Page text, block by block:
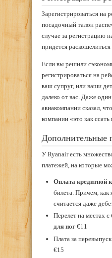
Зарегистрироваться на
посадочный талон
случае за регистрацию
придется
Если вы решили
регистрироваться на
ваш супруг, или ваши
далеко от вас. Даже
авиакомпании сказал,
компании «это как
Дополнительные
У Ryanair есть
платежей, на которые
Оплата кредитной
билета. Причем, как
считается даже
Перелет на местах
для ног€11
Плата за
€15